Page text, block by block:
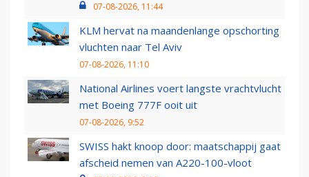
07-08-2026, 11:44
KLM hervat na maandenlange opschorting
vluchten naar Tel Aviv
07-08-2026, 11:10
National Airlines voert langste vrachtvlucht
met Boeing 777F ooit uit
07-08-2026, 9:52
SWISS hakt knoop door: maatschappij gaat
afscheid nemen van A220-100-vloot